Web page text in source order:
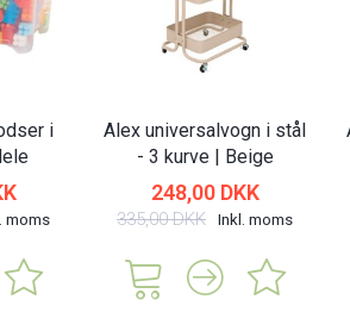
i
moms
Alex universalvogn i stål
- 3 kurve | Beige
248,00 DKK
335,00 DKK Inkl. moms